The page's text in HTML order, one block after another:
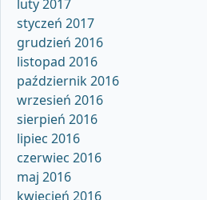
luty 2017
styczeń 2017
grudzień 2016
listopad 2016
październik 2016
wrzesień 2016
sierpień 2016
lipiec 2016
czerwiec 2016
maj 2016
kwiecień 2016